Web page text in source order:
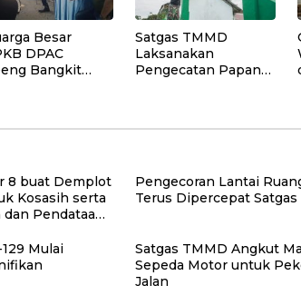
Besar
DPAC
Bangkit
Satgas TMMD
Laksanakan
Pengecatan Papan
8 buat Demplot
Kosasih serta
Pendataan
Pengecoran Lantai
Terus Dipercepat Satgas
Mulai
Satgas TMMD Angkut
Sepeda Motor untuk
Jalan